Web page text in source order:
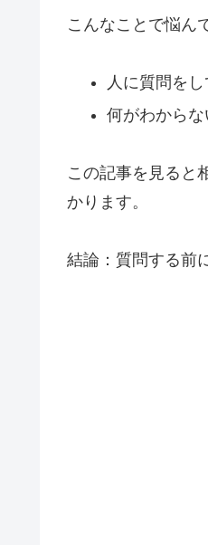
こんなことで悩ん
人に質問を
何がわから
この記事を見ると
かります。
結論：質問する前